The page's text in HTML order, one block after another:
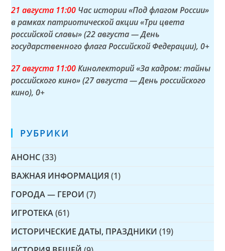
21 августа 11:00 Час истории «Под флагом России»
в рамках патриотической акции «Три цвета
российской славы» (22 августа — День
государственного флага Российской Федерации), 0+
27 августа 11:00Кинолекторий «За кадром: тайны
российского кино» (27 августа — День российского
кино), 0+
РУБРИКИ
АНОНС (33)
ВАЖНАЯ ИНФОРМАЦИЯ (1)
ГОРОДА — ГЕРОИ (7)
ИГРОТЕКА (61)
ИСТОРИЧЕСКИЕ ДАТЫ, ПРАЗДНИКИ (19)